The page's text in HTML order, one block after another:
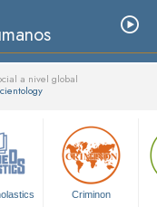
a nivel global
Criminon